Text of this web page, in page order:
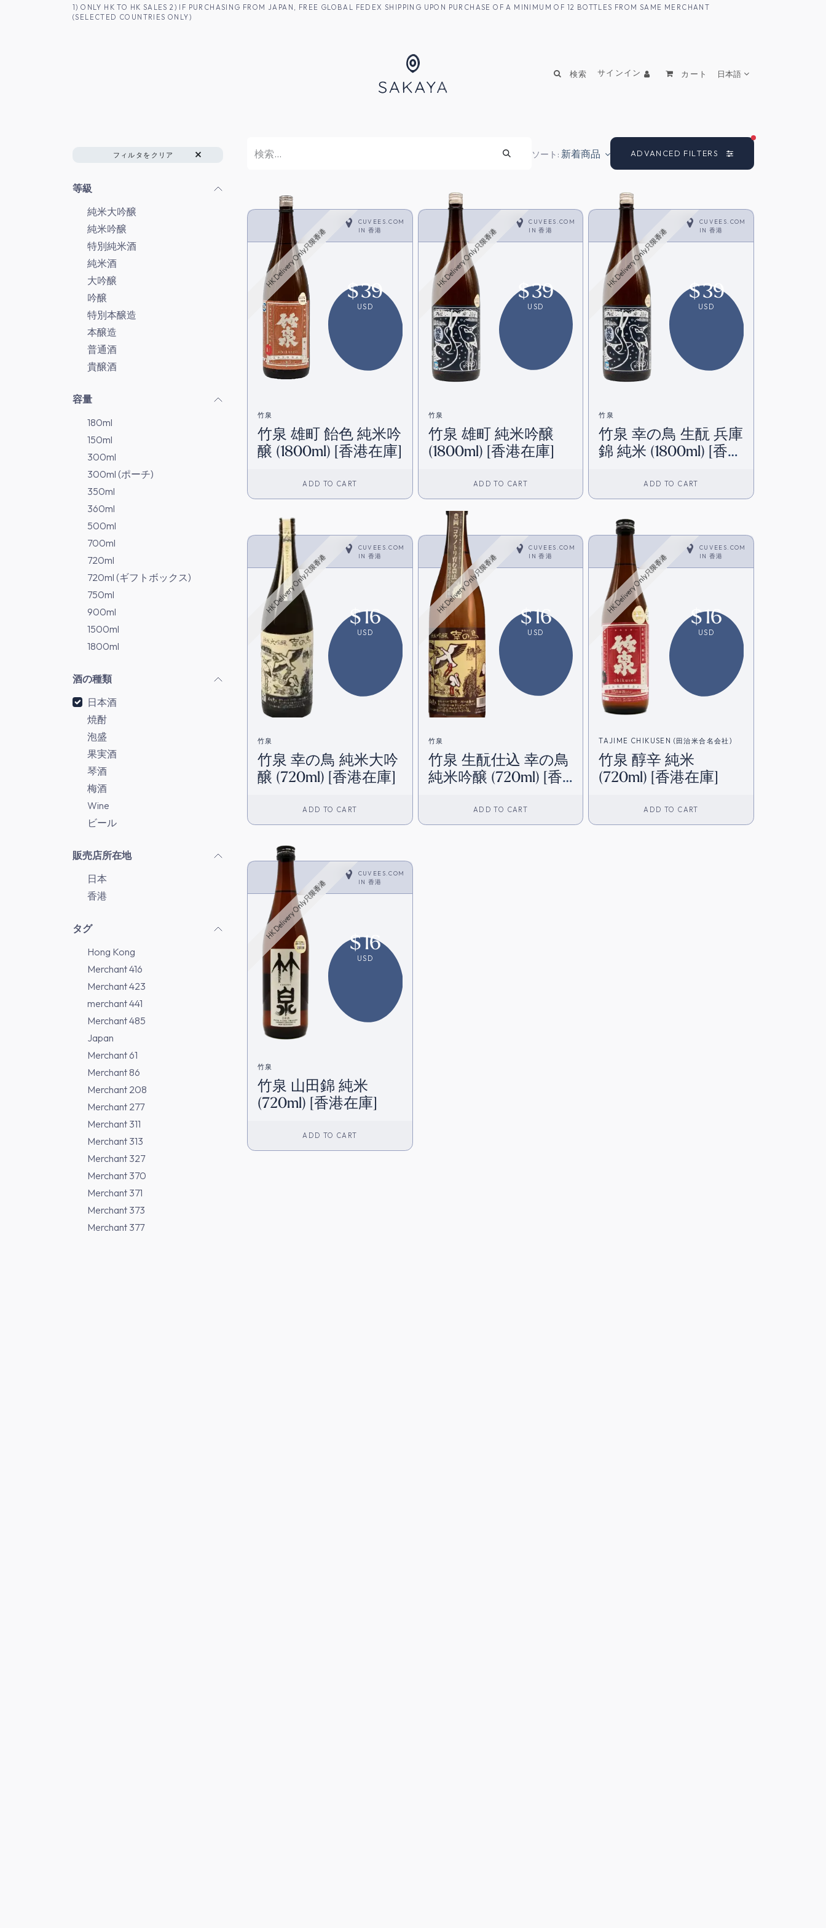
コンテンツへスキップ1) ONLY HK TO HK SALES 2) IF PURCHASING FROM JAPAN, FREE GLOBAL FEDEX SHIPPING UPON PURCHASE OF A MINIMUM OF 12 BOTTLES FROM SAME MERCHANT
(SELECTED COUNTRIES ONLY)
検索 サインイン カート 日本語
フィルタをクリア
等級
純米大吟醸
純米吟醸
特別純米酒
純米酒
大吟醸
吟醸
特別本醸造
本醸造
普通酒
貴醸酒
容量
180ml
150ml
300ml
300ml (ポーチ)
350ml
360ml
500ml
700ml
720ml
720ml (ギフトボックス)
750ml
900ml
1500ml
1800ml
酒の種類
日本酒
焼酎
泡盛
果実酒
琴酒
梅酒
Wine
ビール
販売店所在地
日本
香港
タグ
Hong Kong
Merchant 416
Merchant 423
merchant 441
Merchant 485
Japan
Merchant 61
Merchant 86
Merchant 208
Merchant 277
Merchant 311
Merchant 313
Merchant 327
Merchant 370
Merchant 371
Merchant 373
Merchant 377
ソート: 新着商品 ADVANCED FILTERS
FILTERS ACTIVE
CUVEES.COM
IN 香港
HK Delivery Only只限香港
$39
USD
竹泉
竹泉 雄町 飴色 純米吟
醸 (1800ml) [香港在庫]
ADD TO CART
CUVEES.COM
IN香港
HK Delivery Only只限香港
$39
USD
竹泉
竹泉 雄町 純米吟醸
(1800ml) [香港在庫]
ADD TO CART
CUVEES.COM
IN香港
HK Delivery Only只限香港
$39
USD
竹泉
竹泉 幸の鳥 生酛 兵庫
錦 純米 (1800ml) [香港
ADD TO CART
CUVEES.COM
IN 香港
HK Delivery Only只限香港
$16
USD
竹泉
竹泉 幸の鳥 純米大吟
醸 (720ml) [香港在庫]
ADD TO CART
CUVEES.COM
IN香港
HK Delivery Only只限香港
$16
USD
竹泉
竹泉 生酛仕込 幸の鳥
純米吟醸 (720ml) [香
ADD TO CART
CUVEES.COM
IN香港
HK Delivery Only只限香港
$16
USD
TAJIME CHIKUSEN (田治米合名会社)
竹泉 醇辛 純米
(720ml) [香港在庫]
ADD TO CART
CUVEES.COM
IN 香港
HK Delivery Only只限香港
$16
USD
竹泉
竹泉 山田錦 純米
(720ml) [香港在庫]
ADD TO CART